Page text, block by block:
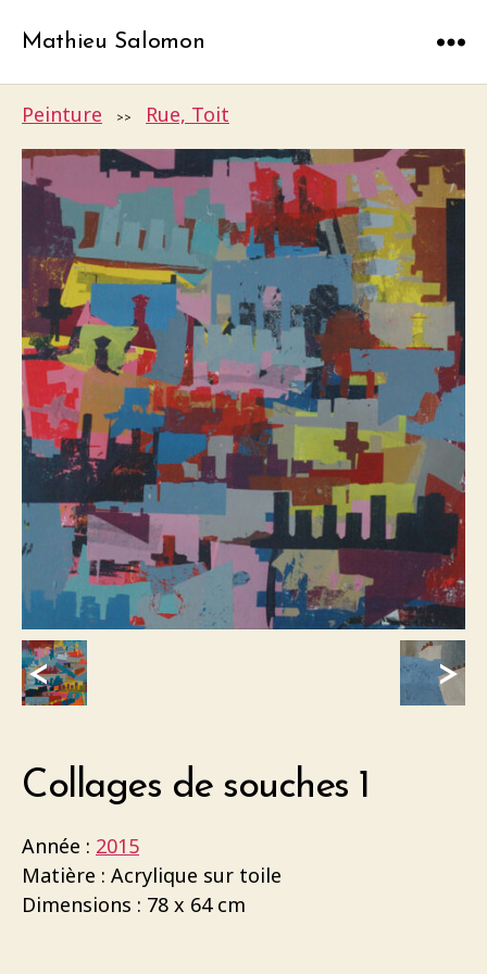
Mathieu Salomon
Peinture >> Rue, Toit
< >
Collages de souches 1
Année : 2015
Matière : Acrylique sur toile
Dimensions : 78 x 64 cm